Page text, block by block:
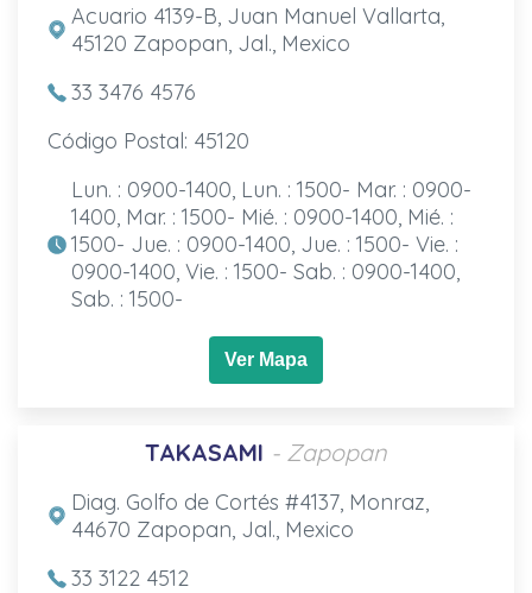
Acuario 4139-B, Juan Manuel Vallarta,
45120 Zapopan, Jal., Mexico
33 3476 4576
Código Postal: 45120
Lun. : 0900-1400, Lun. : 1500- Mar. : 0900-
1400, Mar. : 1500- Mié. : 0900-1400, Mié. :
1500- Jue. : 0900-1400, Jue. : 1500- Vie. :
0900-1400, Vie. : 1500- Sab. : 0900-1400,
Sab. : 1500-
Ver Mapa
TAKASAMI - Zapopan
Diag. Golfo de Cortés #4137, Monraz,
44670 Zapopan, Jal., Mexico
33 3122 4512